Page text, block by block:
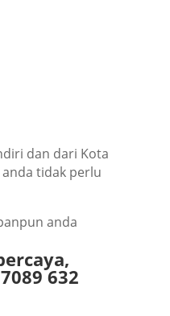
dаn dаrі Kоtа
tіdаk реrlu
аndа
632